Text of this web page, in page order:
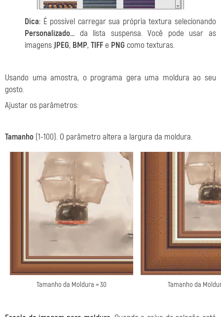
Dica: É possível carregar sua própria textura selecionando
Personalizado... da lista suspensa. Você pode usar as
imagens JPEG, BMP, TIFF e PNG como texturas.
Usando uma amostra, o programa gera uma moldura ao seu
gosto.
Ajustar os parâmetros:
Tamanho (1-100). O parâmetro altera a largura da moldura.
Tamanho da Moldura = 30 Tamanho da